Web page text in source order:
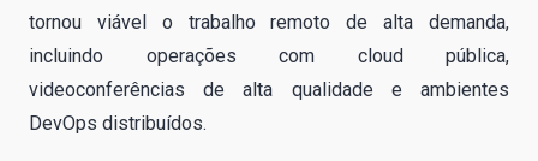
tornou viável o trabalho remoto de alta demanda,
incluindo operações com cloud pública,
videoconferências de alta qualidade e ambientes
DevOps distribuídos.